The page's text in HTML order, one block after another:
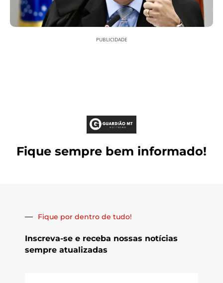
PUBLICIDADE
Fique sempre bem informado!
Fique por dentro de tudo!
Inscreva-se e receba nossas notícias
sempre atualizadas